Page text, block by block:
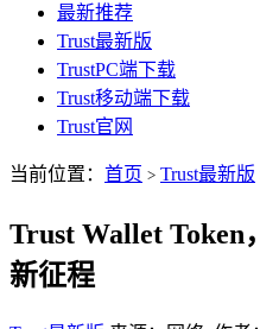
最新推荐
Trust最新版
TrustPC端下载
Trust移动端下载
Trust官网
当前位置： 首页 > Trust最新版
Trust Wallet Token
新征程